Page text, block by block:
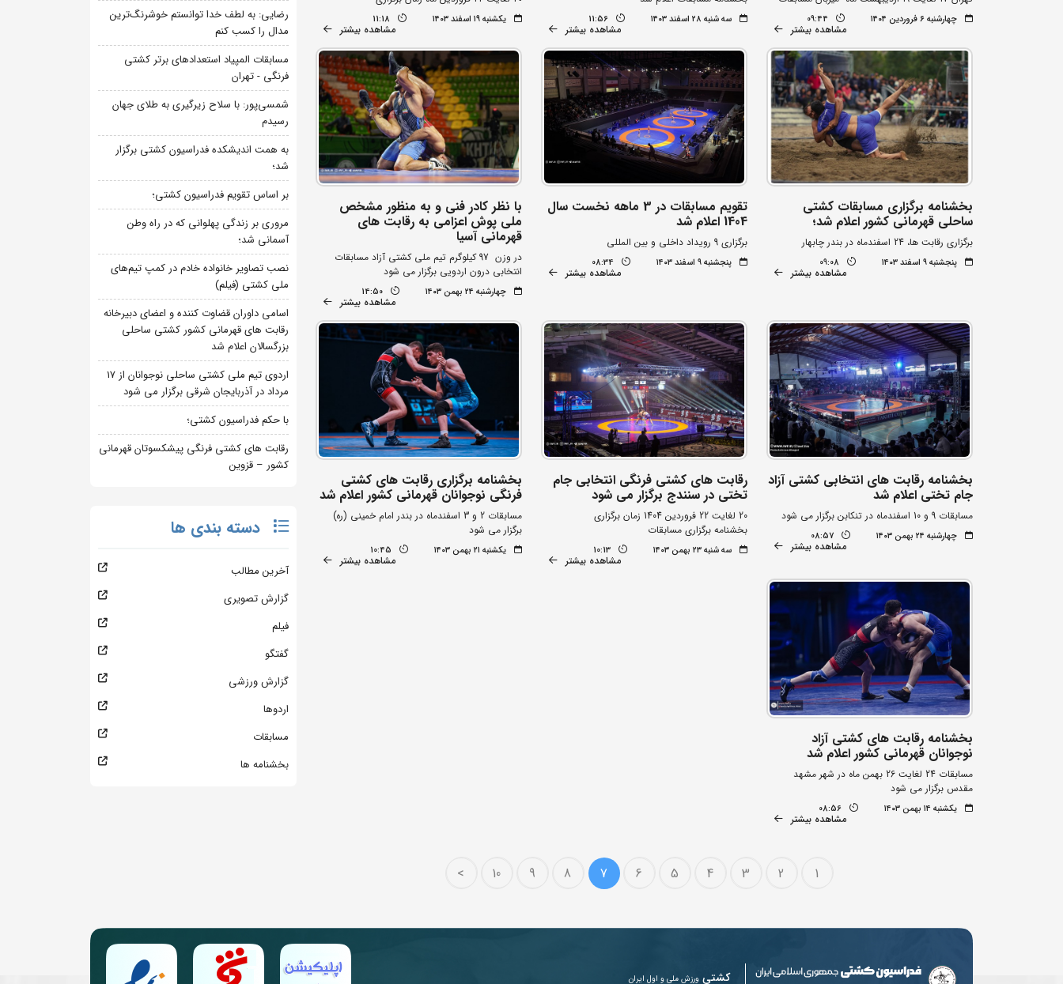
چهارشنبه ۶ فروردین ۱۴۰۴ 09:44
مشاهده بیشتر
سه شنبه ۲۸ اسفند ۱۴۰۳ 11:56
مشاهده بیشتر
یکشنبه ۱۹ اسفند ۱۴۰۳ 11:18
مشاهده بیشتر
بخشنامه برگزاری مسابقات کشتی
ساحلی قهرمانی کشور اعلام شد؛
برگزاری رقابت ها، 24 اسفندماه در بندر چابهار
پنجشنبه ۹ اسفند ۱۴۰۳ 09:08
مشاهده بیشتر
تقویم مسابقات در 3 ماهه نخست سال
1404 اعلام شد
برگزاری 9 رویداد داخلی و بین المللی
پنجشنبه ۹ اسفند ۱۴۰۳ 08:34
مشاهده بیشتر
با نظر کادر فنی و به منظور مشخص
ملی پوش اعزامی به رقابت های
قهرمانی آسیا
در وزن 97 کیلوگرم تیم ملی کشتی آزاد مسابقات
انتخابی درون اردویی برگزار می شود
چهارشنبه ۲۴ بهمن ۱۴۰۳ 14:50
مشاهده بیشتر
بخشنامه رقابت های انتخابی کشتی آزاد
جام تختی اعلام شد
مسابقات 9 و 10 اسفندماه در تنکابن برگزار می شود
چهارشنبه ۲۴ بهمن ۱۴۰۳ 08:57
مشاهده بیشتر
رقابت های کشتی فرنگی انتخابی جام
تختی در سنندج برگزار می شود
20 لغایت 22 فروردین 1404 زمان برگزاری
بخشنامه برگزاری مسابقات
سه شنبه ۲۳ بهمن ۱۴۰۳ 10:13
مشاهده بیشتر
بخشنامه برگزاری رقابت های کشتی
فرنگی نوجوانان قهرمانی کشور اعلام شد
مسابقات 2 و 3 اسفندماه در بندر امام خمینی (ره)
برگزار می شود
یکشنبه ۲۱ بهمن ۱۴۰۳ 10:45
مشاهده بیشتر
بخشنامه رقابت های کشتی آزاد
نوجوانان قهرمانی کشور اعلام شد
مسابقات 24 لغایت 26 بهمن ماه در شهر مشهد
مقدس برگزار می شود
یکشنبه ۱۴ بهمن ۱۴۰۳ 08:56
مشاهده بیشتر
1
2
3
4
5
6
7
8
9
10
>
رضایی: به لطف خدا توانستم خوشرنگ‌ترین
مدال را کسب کنم
مسابقات المپیاد استعدادهای برتر کشتی
فرنگی - تهران
شمسی‌پور: با سلاح زیرگیری به طلای جهان
رسیدم
به همت اندیشکده فدراسیون کشتی برگزار
شد؛
بر اساس تقویم فدراسیون کشتی؛
مروری بر زندگی پهلوانی که در راه وطن
آسمانی شد؛
نصب تصاویر خانواده خادم در کمپ تیم‌های
ملی کشتی (فیلم)
اسامی داوران قضاوت کننده و اعضای دبیرخانه
رقابت های قهرمانی کشور کشتی ساحلی
بزرگسالان اعلام شد
اردوی تیم ملی کشتی ساحلی نوجوانان از 17
مرداد در آذربایجان شرقی برگزار می شود
با حکم فدراسیون کشتی؛
رقابت های کشتی فرنگی پیشکسوتان قهرمانی
کشور – قزوین
دسته بندی ها
آخرین مطالب
گزارش تصویری
فیلم
گفتگو
گزارش ورزشی
اردوها
مسابقات
بخشنامه ها
کشتی ورزش ملی و اول ایران